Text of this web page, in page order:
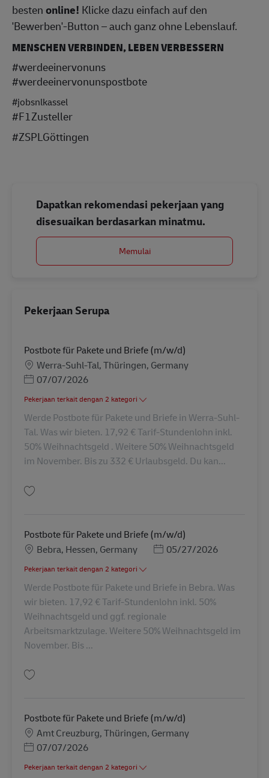
bestenonline! Klicke dazu einfach auf den
'Bewerben'-Button – auch ganz ohne Lebenslauf.
MENSCHEN VERBINDEN, LEBEN VERBESSERN
#werdeeinervonuns
#werdeeinervonunspostbote
#jobsnlkassel
#F1Zusteller
#ZSPLGöttingen
Dapatkan rekomendasi pekerjaan yang
disesuaikan berdasarkan minatmu.
Memulai
Pekerjaan Serupa
Postbote für Pakete und Briefe (m/w/d)
LokasiWerra-Suhl-Tal, Thüringen, Germany
Posted Date
07/07/2026
Pekerjaan terkait dengan 2 kategori
Werde Postbote für Pakete und Briefe in Werra-Suhl-
Tal. Was wir bieten. 17,92 € Tarif-Stundenlohn inkl.
50% Weihnachtsgeld . Weitere 50% Weihnachtsgeld
im November. Bis zu 332 € Urlaubsgeld. Du kan...
Postbote für Pakete und Briefe (m/w/d)
LokasiBebra, Hessen, Germany Posted Date
05/27/2026
Pekerjaan terkait dengan 2 kategori
Werde Postbote für Pakete und Briefe in Bebra. Was
wir bieten. 17,92 € Tarif-Stundenlohn inkl. 50%
Weihnachtsgeld und ggf. regionale
Arbeitsmarktzulage. Weitere 50% Weihnachtsgeld im
November. Bis ...
Postbote für Pakete und Briefe (m/w/d)
LokasiAmt Creuzburg, Thüringen, Germany
Posted Date
07/07/2026
Pekerjaan terkait dengan 2 kategori